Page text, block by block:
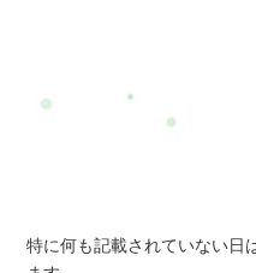
特に何も記載されていない日